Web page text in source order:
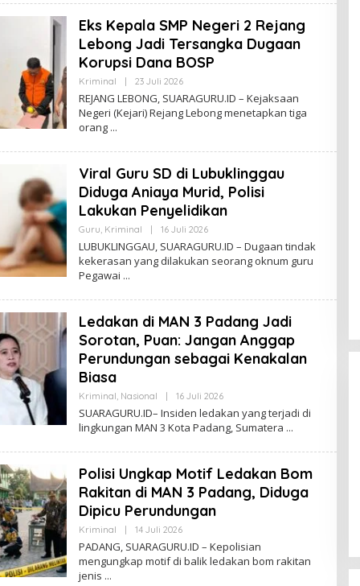
I
N
S
Y
H
A
Eks Kepala SMP Negeri 2 Rejang
Lebong Jadi Tersangka Dugaan
Korupsi Dana BOSP
Kriminal 23 Juli 2026O
L
E
H
F
A
S
Y
A
H
A
S
REJANG LEBONG, SUARAGURU.ID – Kejaksaan
Negeri (Kejari) Rejang Lebong menetapkan tiga
orang
Viral Guru SD di Lubuklinggau
Diduga Aniaya Murid, Polisi
Lakukan Penyelidikan
Guru, Kriminal 16 Juli 2026O
L
E
H
F
A
S
Y
A
A
S
A
N
LUBUKLINGGAU, SUARAGURU.ID – Dugaan tindak
kekerasan yang dilakukan seorang oknum guru
Pegawai
Ledakan di MAN 3 Padang Jadi
Sorotan, Puan: Jangan Anggap
Perundungan sebagai Kenakalan
Biasa
Kriminal, Nasional 16 Juli 2026O
E
H
L
I
A
N
H
H
A
SUARAGURU.ID– Insiden ledakan yang terjadi di
lingkungan MAN 3 Kota Padang, Sumatera
Polisi Ungkap Motif Ledakan Bom
Rakitan di MAN 3 Padang, Diduga
Dipicu Perundungan
Kriminal 14 Juli 2026O
E
H
PADANG, SUARAGURU.ID – Kepolisian
mengungkap motif di balik ledakan bom rakitan
jenis
Himpunan Wanita UNPARI Salurkan
Bantuan bagi Korban Kebakaran
di Jawa Kanan SS
Di PGRI | 27 Juli 2026